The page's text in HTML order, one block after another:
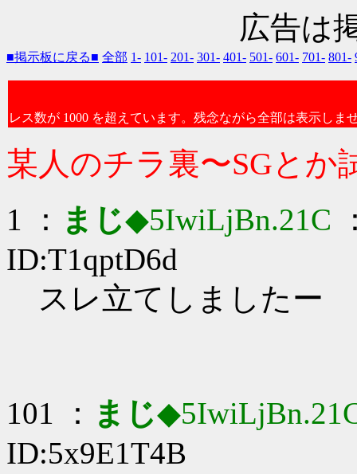
広告は
■掲示板に戻る■ 全部 1- 101- 201- 301- 401- 501- 601- 701- 801-
レス数が 1000 を超えています。残念ながら全部は表示しま
某人のチラ裏〜SGとか
1 ： まじ◆5IwiLjBn.21C
ID:T1qptD6d
スレ立てしましたー
101 ： まじ
ID:5x9E1T4B